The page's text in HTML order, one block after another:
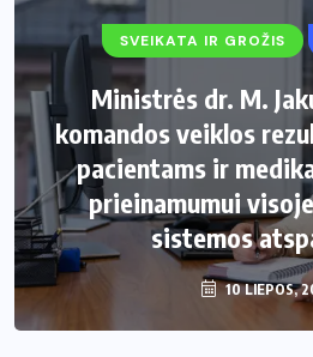
SVEIKATA IR GROŽIS
Ministrės dr. M.
komandos veiklos
pacientams ir
prieinamumui
sistemos
10 LIEPOS,